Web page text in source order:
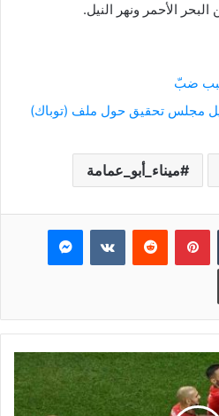
البحر الأحمر ونهر النيل.
ضبّ
مجلس تحقيق حول ملف (توباك)
ميناء_أبو_عمامة
بينتيريست ماسنجر
طباعة